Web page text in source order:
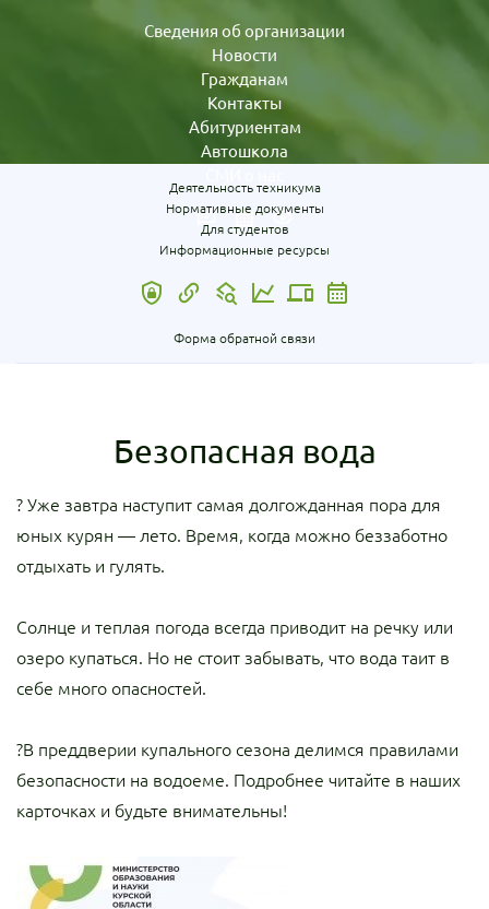
Сведения об организации
Новости
Гражданам
Контакты
Абитуриентам
Автошкола
Деятельность техникума
Нормативные документы
Для студентов
Информационные ресурсы
Форма обратной связи
Безопасная вода
? Уже завтра наступит самая долгожданная пора для
юных курян — лето. Время, когда можно беззаботно
отдыхать и гулять.
Солнце и теплая погода всегда приводит на речку или
озеро купаться. Но не стоит забывать, что вода таит в
себе много опасностей.
?В преддверии купального сезона делимся правилами
безопасности на водоеме. Подробнее читайте в наших
карточках и будьте внимательны!